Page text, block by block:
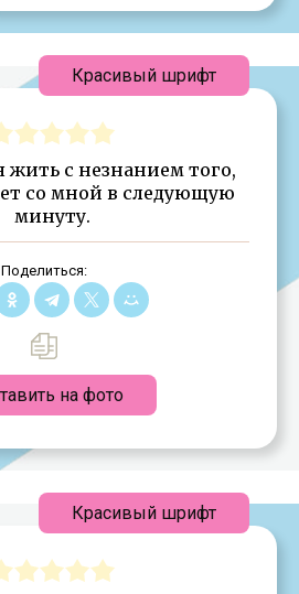
жить с незнанием того,
со мной в следующую
минуту.
Поделиться:
на фото
Красивый шрифт
Красивый шрифт